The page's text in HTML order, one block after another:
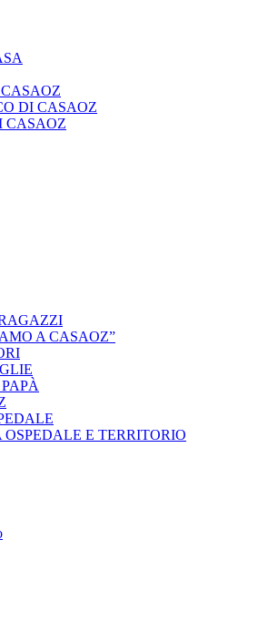
DI CASAOZ
CASAOZ
A CASAOZ”
E TERRITORIO